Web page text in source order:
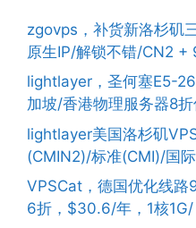
zgovps，补货新洛杉矶
原生IP/解锁不错/CN2
lightlayer，圣何塞E5-
加坡/香港物理服务器8
lightlayer美国洛杉矶
(CMIN2)/标准(CMI)/国
VPSCat，德国优化线
6折，$30.6/年，1核